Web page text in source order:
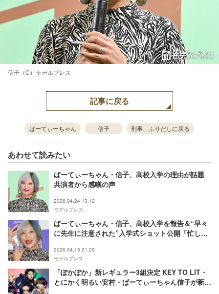
信子（C）モデルプレス
記事に戻る
ぱーてぃーちゃん 信子 刑事、ふりだしに戻る
あわせて読みたい
ぱーてぃーちゃん・信子、高校入学の理由が話題
共演者から感嘆の声
2026.04.24 13:12
モデルプレス
ぱーてぃーちゃん・信子、高校入学を報告＆“早々
に先生に注意された”入学式ショット公開「忙しい
2026.04.13 21:29
モデルプレス
「ぽかぽか」新レギュラー3組決定 KEY TO LIT・
とにかく明るい安村・ぱーてぃーちゃん信子が新た